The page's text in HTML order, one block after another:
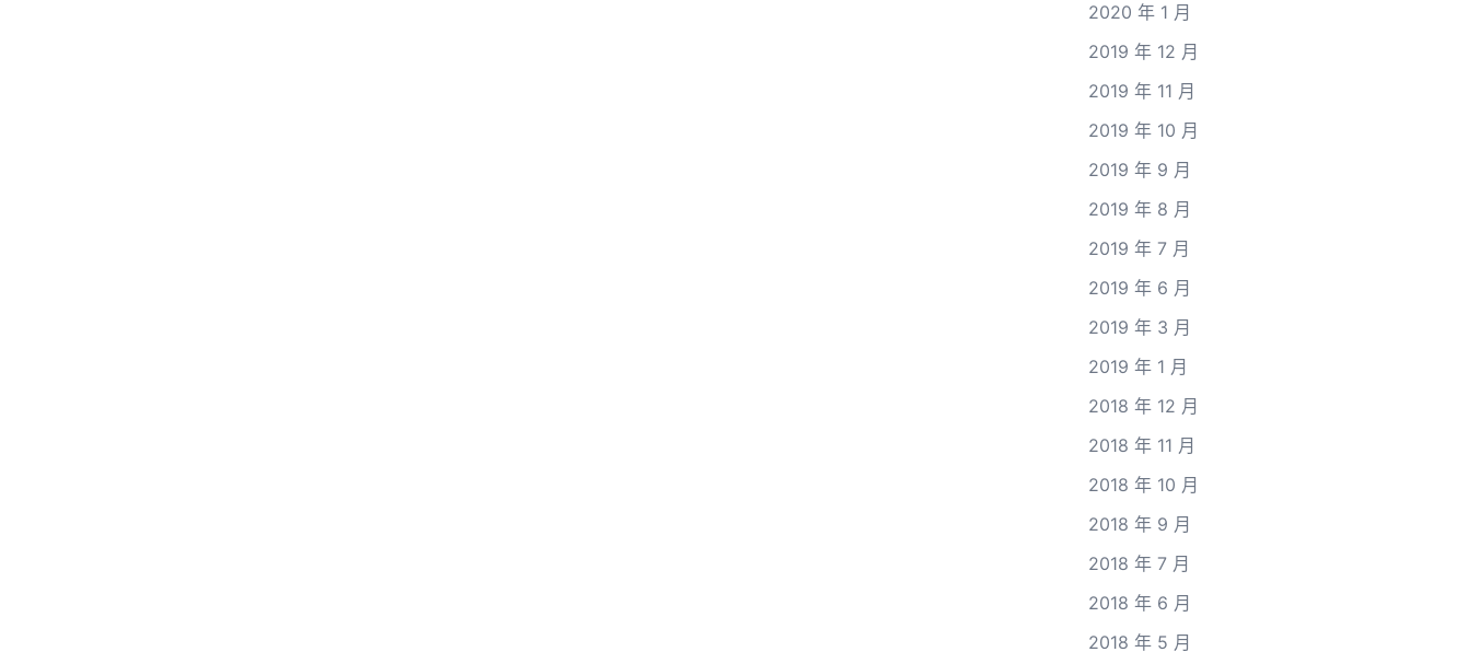
2020 年 1 月
2019 年 12 月
2019 年 11 月
2019 年 10 月
2019 年 9 月
2019 年 8 月
2019 年 7 月
2019 年 6 月
2019 年 3 月
2019 年 1 月
2018 年 12 月
2018 年 11 月
2018 年 10 月
2018 年 9 月
2018 年 7 月
2018 年 6 月
2018 年 5 月